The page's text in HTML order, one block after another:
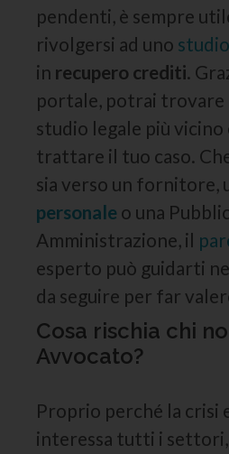
pendenti, è sempre
rivolgersi ad uno
in recupero crediti.
portale, potrai trovare
studio legale più vicino
trattare il tuo caso.
sia verso un fornitore,
personale o una
Amministrazione, il
esperto può guidarti
da seguire per far
Cosa rischia chi
Avvocato?
Proprio perché la crisi
interessa tutti i